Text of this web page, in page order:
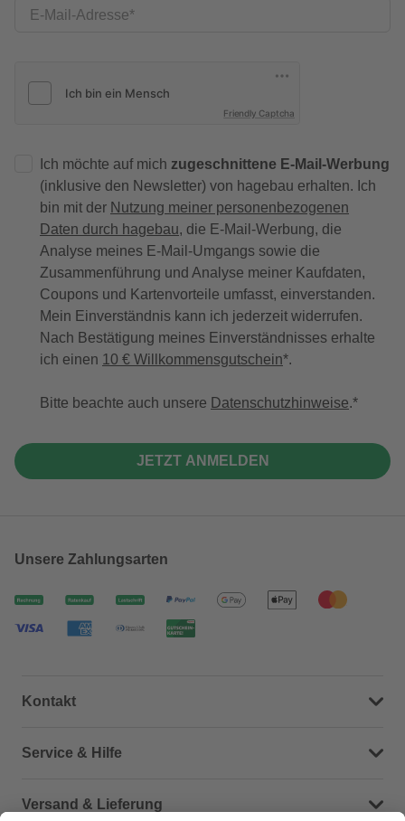
E-Mail-Adresse
Friendly Captcha
Ich möchte auf mich zugeschnittene E-Mail-Werbung
(inklusive den Newsletter) von hagebau erhalten. Ich
bin mit der Nutzung meiner personenbezogenen
Daten durch hagebau, die E-Mail-Werbung, die
Analyse meines E-Mail-Umgangs sowie die
Zusammenführung und Analyse meiner Kaufdaten,
Coupons und Kartenvorteile umfasst, einverstanden.
Mein Einverständnis kann ich jederzeit widerrufen.
Nach Bestätigung meines Einverständnisses erhalte
ich einen 10 € Willkommensgutschein*.
Bitte beachte auch unsere Datenschutzhinweise.
JETZT ANMELDEN
Unsere Zahlungsarten
Kontakt
Dein Kontakt zu uns
Service & Hilfe
Häufige Fragen (FAQ)
Versand & Lieferung